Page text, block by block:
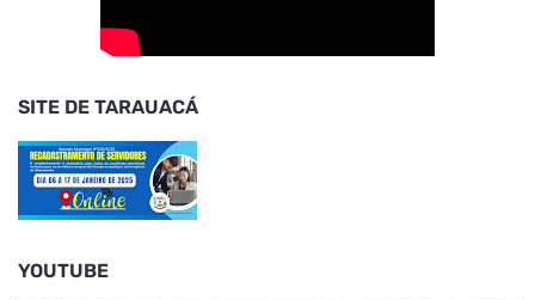
SITE DE TARAUACÁ
YOUTUBE